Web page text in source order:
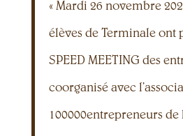
« Mardi 26 novembre
élèves de Terminale ont
SPEED MEETING des
coorganisé avec
100000entrepreneurs de